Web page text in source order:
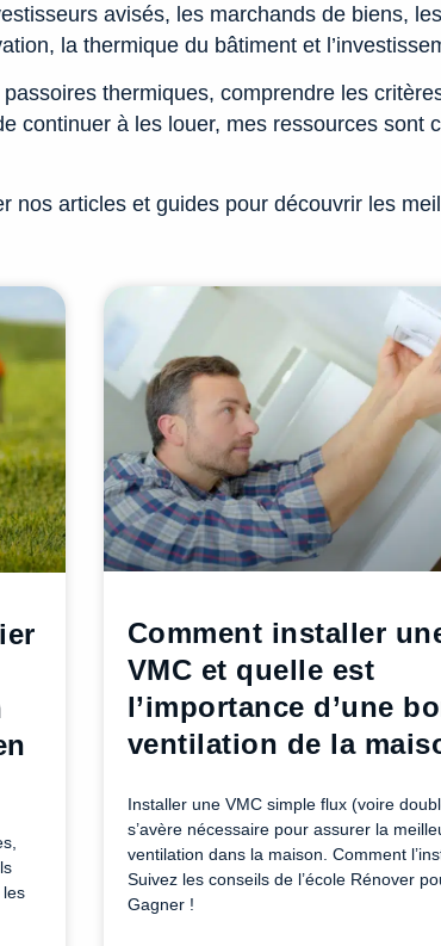
avisés, les marchands de biens,
la thermique du bâtiment et
thermiques, comprendre les
continuer à les louer, mes ressources
nos articles et guides pour découvrir les
les
Comment installer
VMC et quelle est
l’importance d’une
ventilation de la
Installer une VMC simple flux (voire
s’avère nécessaire pour assurer la
ventilation dans la maison. Comment
Suivez les conseils de l’école Rénover
Gagner !